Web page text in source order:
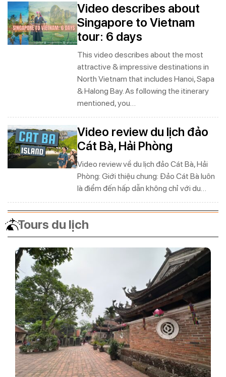
Video describes about
Singapore to Vietnam
tour: 6 days
This video describes about the most
attractive & impressive destinations in
North Vietnam that includes Hanoi, Sapa
& Halong Bay. As following the itinerary
mentioned, you…
Video review du lịch đảo
Cát Bà, Hải Phòng
Video review về du lịch đảo Cát Bà, Hải
Phòng: Giới thiệu chung: Đảo Cát Bà luôn
là điểm đến hấp dẫn không chỉ với du…
Tours du lịch